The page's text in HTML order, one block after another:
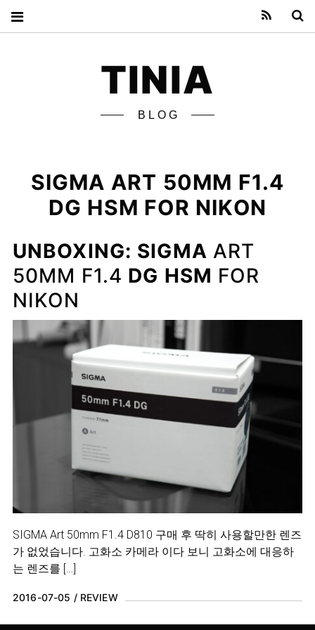
TINIA
BLOG
SIGMA ART 50MM F1.4
DG HSM FOR NIKON
UNBOXING: SIGMA ART
50MM F1.4 DG HSM FOR
NIKON
SIGMA Art 50mm F1.4 D810 구매 후 딱히 사용할만한 렌즈
가 없었습니다. 고화소 카메라 이다 보니 고화소에 대응하
는 렌즈를 […]
2016-07-05 REVIEW
Feed